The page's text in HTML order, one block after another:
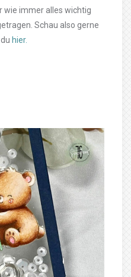
wie immer alles wichtig
Schau also gerne
hier.